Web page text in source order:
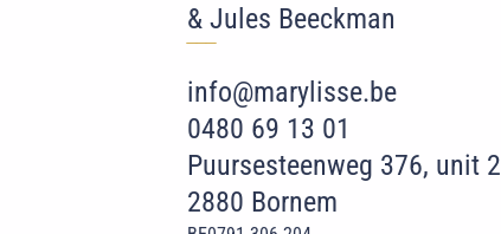
& Jules Beeckman
‾‾‾
info@marylisse.be
0480 69 13 01
Puursesteenweg 376, unit 2
2880 Bornem